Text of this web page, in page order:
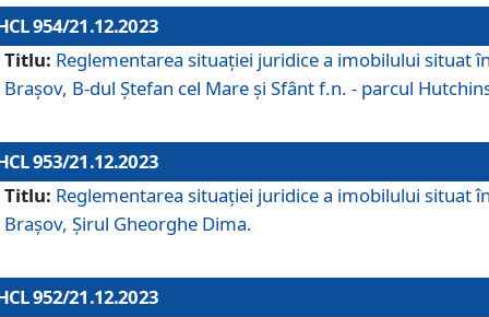
954/21.12.2023
Titlu: Reglementarea situației juridice a imobilului situat
Brașov, B-dul Ștefan cel Mare și Sfânt f.n. - parcul
953/21.12.2023
Titlu: Reglementarea situației juridice a imobilului situat
Brașov, Șirul Gheorghe Dima.
952/21.12.2023